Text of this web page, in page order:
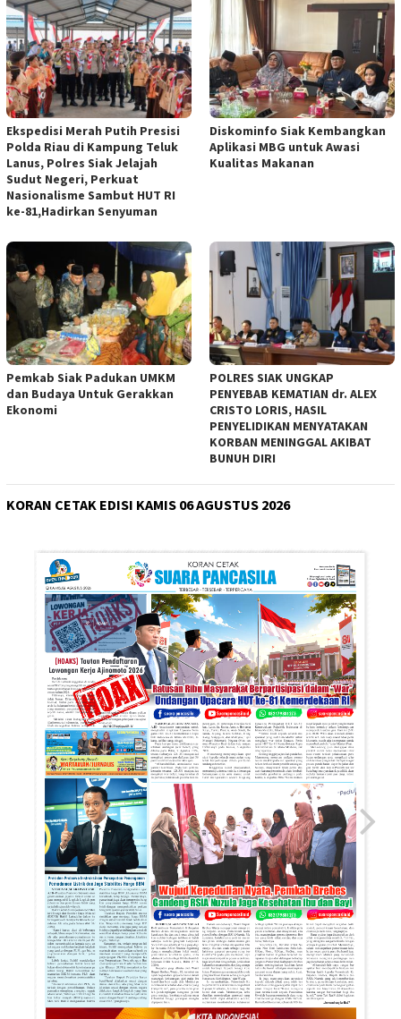
Ekspedisi Merah Putih Presisi
Polda Riau di Kampung Teluk
Lanus, Polres Siak Jelajah
Sudut Negeri, Perkuat
Nasionalisme Sambut HUT RI
ke-81,Hadirkan Senyuman
Diskominfo Siak Kembangkan
Aplikasi MBG untuk Awasi
Kualitas Makanan
Pemkab Siak Padukan UMKM
dan Budaya Untuk Gerakkan
Ekonomi
POLRES SIAK UNGKAP
PENYEBAB KEMATIAN dr. ALEX
CRISTO LORIS, HASIL
PENYELIDIKAN MENYATAKAN
KORBAN MENINGGAL AKIBAT
BUNUH DIRI
KORAN CETAK EDISI KAMIS 06 AGUSTUS 2026